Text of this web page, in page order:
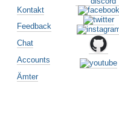
Kontakt
Feedback
Chat
Accounts
Ämter